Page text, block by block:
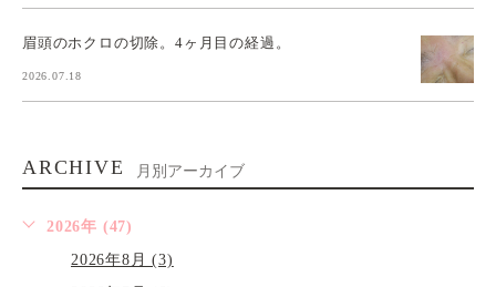
眉頭のホクロの切除。4ヶ月目の経過。
2026.07.18
ARCHIVE 月別アーカイブ
2026年 (47)
2026年8月 (3)